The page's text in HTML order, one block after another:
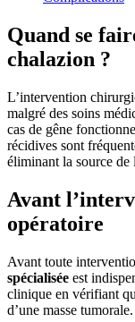
Quand se
chalazion ?
L’intervention
malgré des soins
cas de gêne
récidives sont
éliminant la source de
Avant
opératoire
Avant toute
spécialisée est
clinique en vérifiant
d’une masse tumorale.